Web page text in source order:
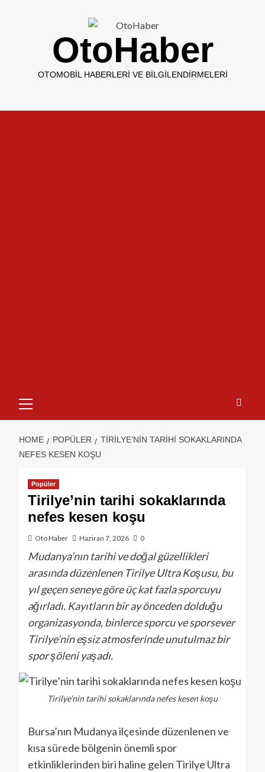
OtoHaber
OTOMOBIL HABERLERI VE BILGILENDIRMELERI
HOME POPÜLER
TIRILYE’NIN TARIHI SOKAKLARINDA
NEFES KESEN KOŞU
Popüler
Tirilye’nin tarihi sokaklarında
nefes kesen koşu
Oto Haber Haziran 7, 2026 0
Mudanya’nın tarihi ve doğal güzellikleri
arasında düzenlenen Tirilye Ultra Koşusu, bu
yıl geçen seneye göre üç kat fazla sporcuyu
ağırladı. Kayıtların bir ay önceden dolduğu
organizasyonda, binlerce sporcu ve sporsever
Tirilye’nin eşsiz atmosferinde unutulmaz bir
spor şöleni yaşadı.
Tirilye’nin tarihi sokaklarında nefes kesen koşu
Bursa’nın Mudanya ilçesinde düzenlenen ve
kısa sürede bölgenin önemli spor
etkinliklerinden biri haline gelen Tirilye Ultra